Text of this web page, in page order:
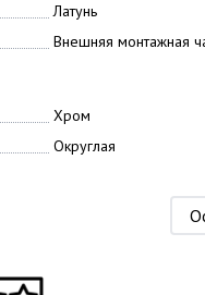
Латунь
Внешняя монтажная
Хром
Округлая